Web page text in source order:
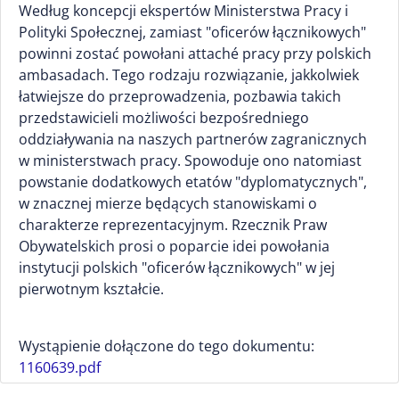
Według koncepcji ekspertów Ministerstwa Pracy i
Polityki Społecznej, zamiast "oficerów łącznikowych"
powinni zostać powołani attaché pracy przy polskich
ambasadach. Tego rodzaju rozwiązanie, jakkolwiek
łatwiejsze do przeprowadzenia, pozbawia takich
przedstawicieli możliwości bezpośredniego
oddziaływania na naszych partnerów zagranicznych
w ministerstwach pracy. Spowoduje ono natomiast
powstanie dodatkowych etatów "dyplomatycznych",
w znacznej mierze będących stanowiskami o
charakterze reprezentacyjnym. Rzecznik Praw
Obywatelskich prosi o poparcie idei powołania
instytucji polskich "oficerów łącznikowych" w jej
pierwotnym kształcie.
Wystąpienie dołączone do tego dokumentu:
1160639.pdf